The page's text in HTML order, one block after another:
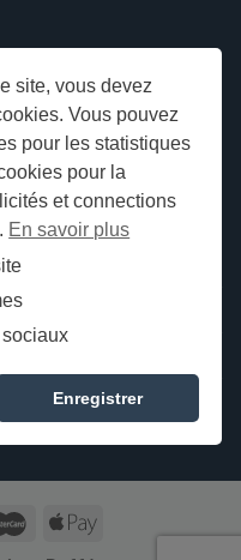
site, vous devez
Vous pouvez
pour les statistiques
pour la
et connections
En savoir plus
Enregistrer